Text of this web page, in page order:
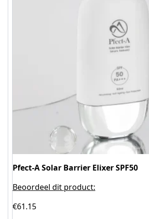
Pfect-A Solar Barrier Elixer SPF50
Beoordeel dit product:
€61.15